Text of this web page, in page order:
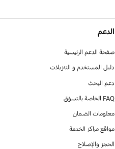
الدعم
صفحة الدعم الرئيسية
دليل المستخدم و التنزيلات
دعم البحث
FAQ الخاصة بالتسوّق
معلومات الضمان
مواقع مراكز الخدمة
الحجز والإصلاح